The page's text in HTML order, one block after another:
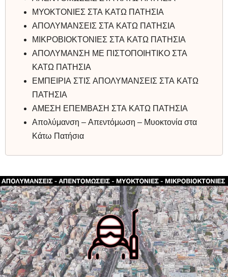
ΜΥΟΚΤΟΝΙΕΣ ΣΤΑ ΚΑΤΩ ΠΑΤΗΣΙΑ
ΑΠΟΛΥΜΑΝΣΕΙΣ ΣΤΑ ΚΑΤΩ ΠΑΤΗΣΙΑ
ΜΙΚΡΟΒΙΟΚΤΟΝΙΕΣ ΣΤΑ ΚΑΤΩ ΠΑΤΗΣΙΑ
ΑΠΟΛΥΜΑΝΣΗ ΜΕ ΠΙΣΤΟΠΟΙΗΤΙΚΟ ΣΤΑ
ΚΑΤΩ ΠΑΤΗΣΙΑ
ΕΜΠΕΙΡΙΑ ΣΤΙΣ ΑΠΟΛΥΜΑΝΣΕΙΣ ΣΤΑ ΚΑΤΩ
ΠΑΤΗΣΙΑ
ΑΜΕΣΗ ΕΠΕΜΒΑΣΗ ΣΤΑ ΚΑΤΩ ΠΑΤΗΣΙΑ
Απολύμανση – Απεντόμωση – Μυοκτονία στα
Κάτω Πατήσια